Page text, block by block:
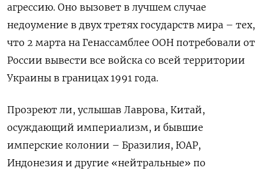
агрессию. Оно вызовет в лучшем случае
недоумение в двух третях государств мира – тех,
что 2 марта на Генассамблее ООН потребовали от
России вывести все войска со всей территории
Украины в границах 1991 года.
Прозреют ли, услышав Лаврова, Китай,
осуждающий империализм, и бывшие
имперские колонии – Бразилия, ЮАР,
Индонезия и другие «нейтральные» по